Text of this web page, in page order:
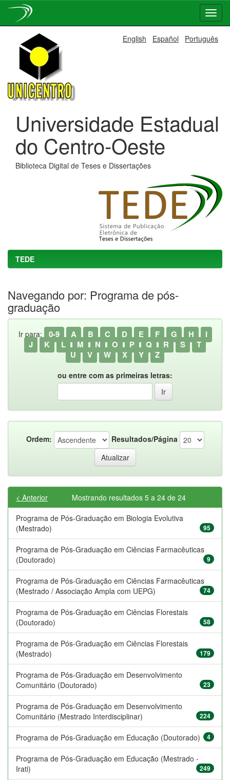
navigation
English Español Português
Universidade Estadual
do Centro-Oeste
Biblioteca Digital de Teses e Dissertações
TEDE
Navegando por: Programa de pós-
graduação
Ir para: 0-9 A B C D E F G H
I
J
K L M N O P Q R S
T
U
V W X Y Z
ou entre com as primeiras letras:
Ordem: Resultados/Página
Mostrando resultados 5 a 24 de 24
< Anterior
Programa de Pós-Graduação em Biologia Evolutiva
(Mestrado)
95
Programa de Pós-Graduação em Ciências Farmacêuticas
(Doutorado)
9
Programa de Pós-Graduação em Ciências Farmacêuticas
(Mestrado / Associação Ampla com UEPG)
74
Programa de Pós-Graduação em Ciências Florestais
(Doutorado)
58
Programa de Pós-Graduação em Ciências Florestais
(Mestrado)
179
Programa de Pós-Graduação em Desenvolvimento
Comunitário (Doutorado)
23
Programa de Pós-Graduação em Desenvolvimento
Comunitário (Mestrado Interdisciplinar)
224
Programa de Pós-Graduação em Educação (Doutorado) 4
Programa de Pós-Graduação em Educação (Mestrado -
Irati)
249